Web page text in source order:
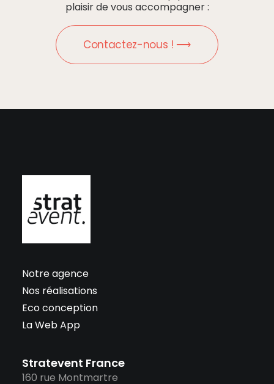
plaisir de vous accompagner :
Contactez-nous ! ⟶
Notre agence
Nos réalisations
Eco conception
La Web App
Stratevent France
160 rue Montmartre